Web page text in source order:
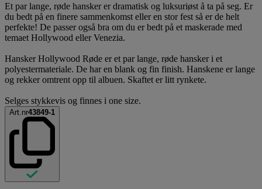
Et par lange, røde hansker er dramatisk og luksuriøst å ta på seg. Er
du bedt på en finere sammenkomst eller en stor fest så er de helt
perfekte! De passer også bra om du er bedt på et maskerade med
temaet Hollywood eller Venezia.
Hansker Hollywood Røde er et par lange, røde hansker i et
polyestermateriale. De har en blank og fin finish. Hanskene er lange
og rekker omtrent opp til albuen. Skaftet er litt rynkete.
Selges stykkevis og finnes i one size.
Art.nr43849-1